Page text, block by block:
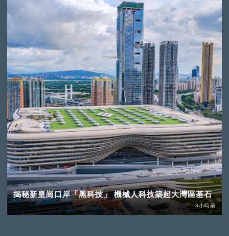
揭秘新皇崗口岸「黑科技」 機械人科技築起大灣區基石
3小時前